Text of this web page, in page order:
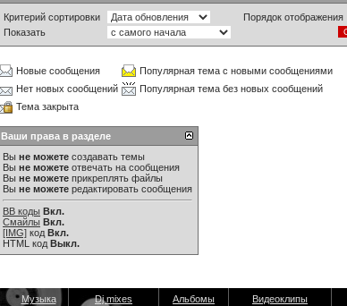
Критерий сортировки
Порядок отображения
Показать
Новые сообщения
Популярная тема с новыми сообщениями
Нет новых сообщений
Популярная тема без новых сообщений
Тема закрыта
Ваши права в разделе
Вы не можете создавать темы
Вы не можете отвечать на сообщения
Вы не можете прикреплять файлы
Вы не можете редактировать сообщения
BB коды Вкл.
Смайлы Вкл.
[IMG] код Вкл.
HTML код Выкл.
Музыка Dj mixes Альбомы Видеоклипы